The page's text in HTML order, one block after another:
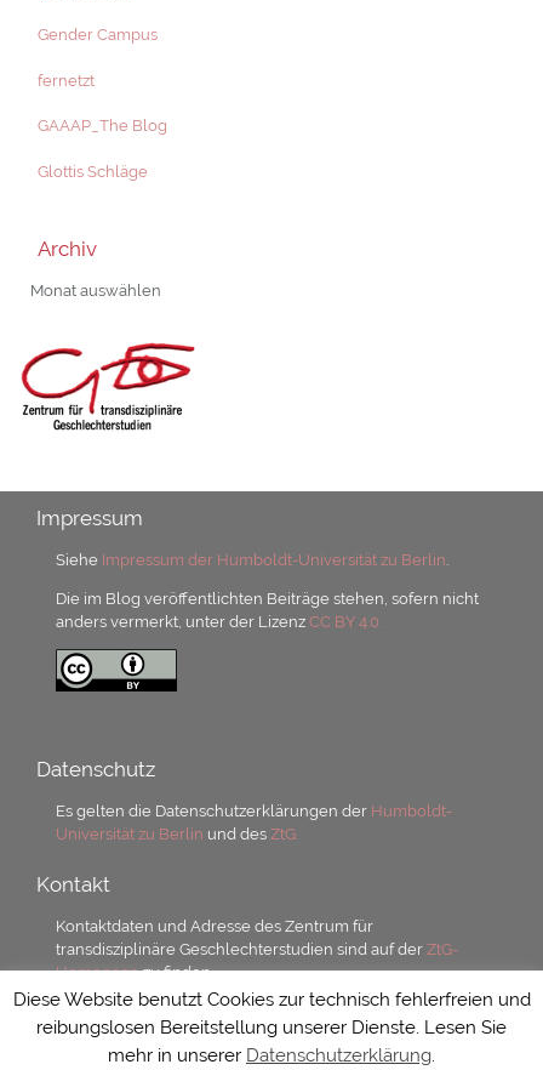
Gender Campus
fernetzt
GAAAP_The Blog
Glottis Schläge
Archiv
Archiv
Impressum
Siehe Impressum der Humboldt-Universität zu Berlin.
Die im Blog veröffentlichten Beiträge stehen, sofern nicht
anders vermerkt, unter der LizenzCC BY 4.0.
Datenschutz
Es gelten die Datenschutzerklärungen der Humboldt-
Universität zu Berlin und desZtG.
Kontakt
Kontaktdaten und Adresse des Zentrum für
transdisziplinäre Geschlechterstudien sind auf derZtG-
Homepagezu finden.
Diese Website benutzt Cookies zur technisch fehlerfreien und
reibungslosen Bereitstellung unserer Dienste. Lesen Sie
mehr in unserer Datenschutzerklärung.